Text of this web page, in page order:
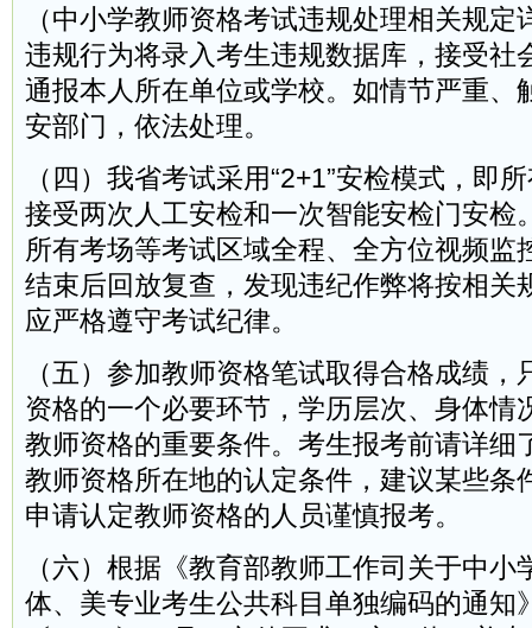
（中小学教师资格考试违规处理相关规定
违规行为将录入考生违规数据库，接受社
通报本人所在单位或学校。如情节严重、
安部门，依法处理。
（四）我省考试采用“2+1”安检模式，即
接受两次人工安检和一次智能安检门安检
所有考场等考试区域全程、全方位视频监
结束后回放复查，发现违纪作弊将按相关
应严格遵守考试纪律。
（五）参加教师资格笔试取得合格成绩
资格的一个必要环节，学历层次、身体情
教师资格的重要条件。考生报考前请详细
教师资格所在地的认定条件，建议某些条
申请认定教师资格的人员谨慎报考。
（六）根据《教育部教师工作司关于中
体、美专业考生公共科目单独编码的通知